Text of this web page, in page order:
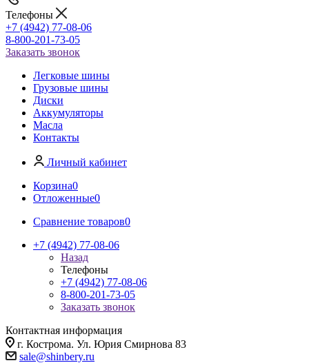
Телефоны
+7 (4942) 77-08-06
8-800-201-73-05
Заказать звонок
Легковые шины
Грузовые шины
Диски
Аккумуляторы
Масла
Контакты
Личный кабинет
Корзина0
Отложенные0
Сравнение товаров0
+7 (4942) 77-08-06
Назад
Телефоны
+7 (4942) 77-08-06
8-800-201-73-05
Заказать звонок
Контактная информация
г. Кострома. Ул. Юрия Смирнова 83
sale@shinbery.ru